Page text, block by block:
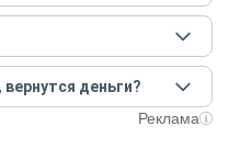
При этом гид
вернем предоплату на
экскурсия состоится.
гид проведет встречу
Если групповая — на
размер зависит от
и время, и внесите
другие
место. После этого
деньги?
мы вернем всюРеклама